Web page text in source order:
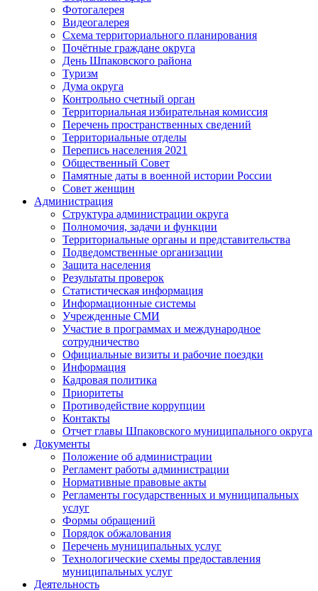
Фотогалерея
Видеогалерея
Схема территориального планирования
Почётные граждане округа
День Шпаковского района
Туризм
Дума округа
Контрольно счетный орган
Территориальная избирательная комиссия
Перечень пространственных сведений
Территориальные отделы
Перепись населения 2021
Общественный Совет
Памятные даты в военной истории России
Совет женщин
Администрация
Структура администрации округа
Полномочия, задачи и функции
Территориальные органы и представительства
Подведомственные организации
Защита населения
Результаты проверок
Статистическая информация
Информационные системы
Учрежденные СМИ
Участие в программах и международное
сотрудничество
Официальные визиты и рабочие поездки
Информация
Кадровая политика
Приоритеты
Противодействие коррупции
Контакты
Отчет главы Шпаковского муниципального округа
Документы
Положение об администрации
Регламент работы администрации
Нормативные правовые акты
Регламенты государственных и муниципальных
услуг
Формы обращений
Порядок обжалования
Перечень муниципальных услуг
Технологические схемы предоставления
муниципальных услуг
Деятельность